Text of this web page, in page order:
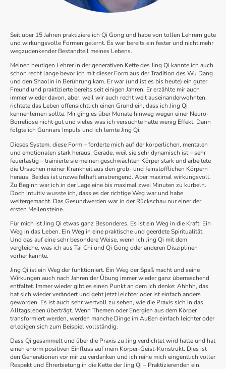
Seit über 15 Jahren praktiziere ich Qi Gong und habe von tollen Lehrern gute
und wirkungsvolle Formen gelernt. Es war bereits ein fester und nicht mehr
wegzudenkender Bestandteil meines Lebens.
Meinen heutigen Lehrer in der generativen Kette des Jing Qi kannte ich auch
schon recht lange bevor ich mit dieser Form aus der Tradition des Wu Dang
und den Shaolin in Berührung kam. Er war (und ist es bis heute) ein guter
Freund und praktizierte bereits seit einigen Jahren. Er erzählte mir auch
immer wieder davon, aber. weil wir auch recht weit auseinanderwohnten,
richtete das Leben offensichtlich einen Grund ein, dass ich Jing Qi
kennenlernen sollte. Mir ging es über Monate hinweg wegen einer Neuro-
Borreliose nicht gut und vieles was ich versuchte hatte wenig Effekt. Dann
folgte ich Gunnars Impuls und ich lernte Jing Qi.
Dieses System, diese Form – forderte mich auf der körperlichen, mentalen
und emotionalen stark heraus. Gerade, weil sie sehr dynamisch ist – sehr
feuerlastig – trainierte sie meinen geschwächten Körper stark und arbeitete
die Ursachen meiner Krankheit aus den grob- und feinstofflichen Körpern
heraus. Beides ist unzweifelhaft anstrengend. Aber maximal wirkungsvoll.
Zu Beginn war ich in der Lage eine bis maximal zwei Minuten zu kurbeln.
Doch intuitiv wusste ich, dass es der richtige Weg war und habe
weitergemacht. Das Gesundwerden war in der Rückschau nur einer der
ersten Meilensteine.
Für mich ist Jing Qi etwas ganz Besonderes. Es ist ein Weg in die Kraft. Ein
Weg in das Leben. Ein Weg in eine praktische und geerdete Spiritualität.
Und das auf eine sehr besondere Weise, wenn ich Jing Qi mit dem
vergleiche, was ich aus Tai Chi und Qi Gong oder anderen Disziplinen
vorher kannte.
Jing Qi ist ein Weg der funktioniert. Ein Weg der Spaß macht und seine
Wirkungen auch nach Jahren der Übung immer wieder ganz überraschend
entfaltet. Immer wieder gibt es einen Punkt an dem ich denke: Ahhhh, das
hat sich wieder verändert und geht jetzt leichter oder ist einfach anders
geworden. Es ist auch sehr wertvoll zu sehen, wie die Praxis sich in das
Alltagsleben überträgt. Wenn Themen oder Energien aus dem Körper
transformiert werden, werden manche Dinge im Außen einfach leichter oder
erledigen sich zum Beispiel vollständig.
Dass Qi gesammelt und über die Praxis zu Jing verdichtet wird hatte und hat
einen enorm positiven Einfluss auf mein Körper-Geist-Konstrukt. Dies ist
den Generationen vor mir zu verdanken und ich reihe mich eingentlich voller
Respekt und Ehrerbietung in die Kette der Jing Qi – Praktizierenden ein.